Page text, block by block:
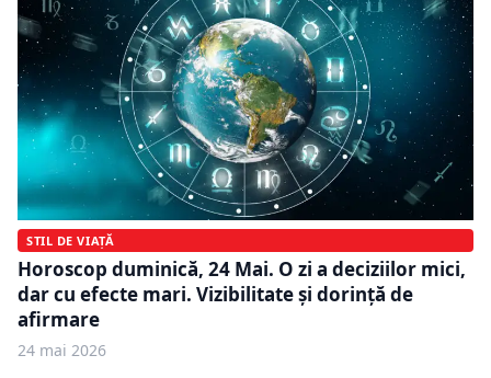
STIL DE VIAȚĂ
Horoscop duminică, 24 Mai. O zi a deciziilor mici,
dar cu efecte mari. Vizibilitate și dorință de
afirmare
24 mai 2026